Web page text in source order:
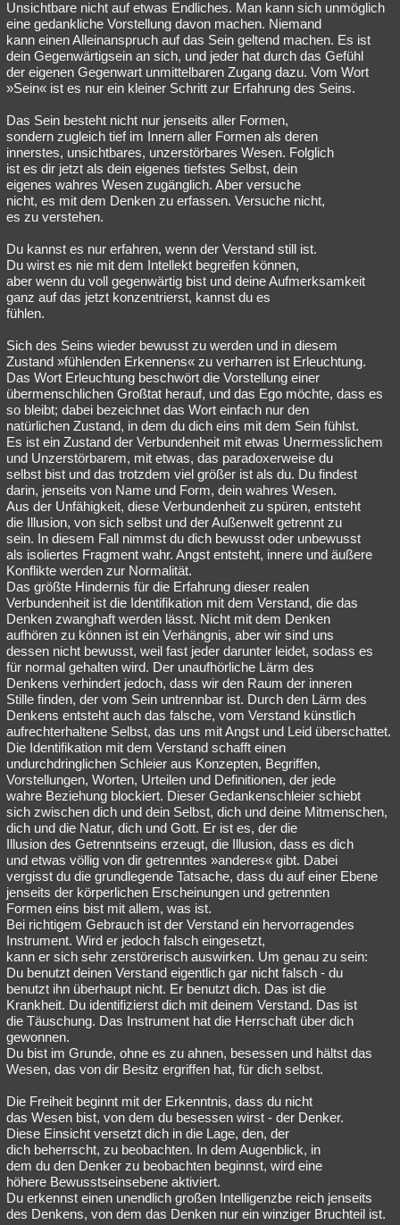
Unsichtbare nicht auf etwas Endliches. Man kann sich unmöglich
eine gedankliche Vorstellung davon machen. Niemand
kann einen Alleinanspruch auf das Sein geltend machen. Es ist
dein Gegenwärtigsein an sich, und jeder hat durch das Gefühl
der eigenen Gegenwart unmittelbaren Zugang dazu. Vom Wort
»Sein« ist es nur ein kleiner Schritt zur Erfahrung des Seins.
Das Sein besteht nicht nur jenseits aller Formen,
sondern zugleich tief im Innern aller Formen als deren
innerstes, unsichtbares, unzerstörbares Wesen. Folglich
ist es dir jetzt als dein eigenes tiefstes Selbst, dein
eigenes wahres Wesen zugänglich. Aber versuche
nicht, es mit dem Denken zu erfassen. Versuche nicht,
es zu verstehen.
Du kannst es nur erfahren, wenn der Verstand still ist.
Du wirst es nie mit dem Intellekt begreifen können,
aber wenn du voll gegenwärtig bist und deine Aufmerksamkeit
ganz auf das jetzt konzentrierst, kannst du es
fühlen.
Sich des Seins wieder bewusst zu werden und in diesem
Zustand »fühlenden Erkennens« zu verharren ist Erleuchtung.
Das Wort Erleuchtung beschwört die Vorstellung einer
übermenschlichen Großtat herauf, und das Ego möchte, dass es
so bleibt; dabei bezeichnet das Wort einfach nur den
natürlichen Zustand, in dem du dich eins mit dem Sein fühlst.
Es ist ein Zustand der Verbundenheit mit etwas Unermesslichem
und Unzerstörbarem, mit etwas, das paradoxerweise du
selbst bist und das trotzdem viel größer ist als du. Du findest
darin, jenseits von Name und Form, dein wahres Wesen.
Aus der Unfähigkeit, diese Verbundenheit zu spüren, entsteht
die Illusion, von sich selbst und der Außenwelt getrennt zu
sein. In diesem Fall nimmst du dich bewusst oder unbewusst
als isoliertes Fragment wahr. Angst entsteht, innere und äußere
Konflikte werden zur Normalität.
Das größte Hindernis für die Erfahrung dieser realen
Verbundenheit ist die Identifikation mit dem Verstand, die das
Denken zwanghaft werden lässt. Nicht mit dem Denken
aufhören zu können ist ein Verhängnis, aber wir sind uns
dessen nicht bewusst, weil fast jeder darunter leidet, sodass es
für normal gehalten wird. Der unaufhörliche Lärm des
Denkens verhindert jedoch, dass wir den Raum der inneren
Stille finden, der vom Sein untrennbar ist. Durch den Lärm des
Denkens entsteht auch das falsche, vom Verstand künstlich
aufrechterhaltene Selbst, das uns mit Angst und Leid überschattet.
Die Identifikation mit dem Verstand schafft einen
undurchdringlichen Schleier aus Konzepten, Begriffen,
Vorstellungen, Worten, Urteilen und Definitionen, der jede
wahre Beziehung blockiert. Dieser Gedankenschleier schiebt
sich zwischen dich und dein Selbst, dich und deine Mitmenschen,
dich und die Natur, dich und Gott. Er ist es, der die
Illusion des Getrenntseins erzeugt, die Illusion, dass es dich
und etwas völlig von dir getrenntes »anderes« gibt. Dabei
vergisst du die grundlegende Tatsache, dass du auf einer Ebene
jenseits der körperlichen Erscheinungen und getrennten
Formen eins bist mit allem, was ist.
Bei richtigem Gebrauch ist der Verstand ein hervorragendes
Instrument. Wird er jedoch falsch eingesetzt,
kann er sich sehr zerstörerisch auswirken. Um genau zu sein:
Du benutzt deinen Verstand eigentlich gar nicht falsch - du
benutzt ihn überhaupt nicht. Er benutzt dich. Das ist die
Krankheit. Du identifizierst dich mit deinem Verstand. Das ist
die Täuschung. Das Instrument hat die Herrschaft über dich
gewonnen.
Du bist im Grunde, ohne es zu ahnen, besessen und hältst das
Wesen, das von dir Besitz ergriffen hat, für dich selbst.
Die Freiheit beginnt mit der Erkenntnis, dass du nicht
das Wesen bist, von dem du besessen wirst - der Denker.
Diese Einsicht versetzt dich in die Lage, den, der
dich beherrscht, zu beobachten. In dem Augenblick, in
dem du den Denker zu beobachten beginnst, wird eine
höhere Bewusstseinsebene aktiviert.
Du erkennst einen unendlich großen Intelligenzbe reich jenseits
des Denkens, von dem das Denken nur ein winziger Bruchteil ist.